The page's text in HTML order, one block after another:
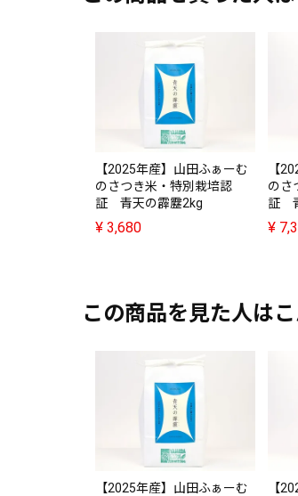
【2025年産】山田ふぁーむ
のさつき米・特別栽培認
証 青天の霹靂2kg
¥ 3,680
【
のさ
証
¥
この商品を見た人は
【2025年産】山田ふぁーむ
【